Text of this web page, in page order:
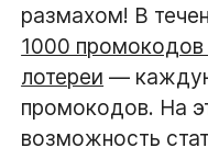
размахом! В
1000 промокодов
лотереи —
промокодов. На
возможность